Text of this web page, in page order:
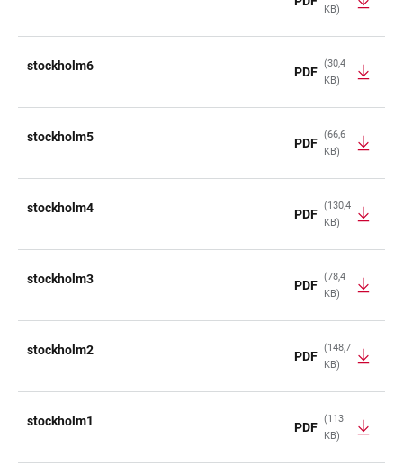
KB)
stockholm6 PDF
(30,4
KB)
stockholm5 PDF
(66,6
KB)
stockholm4 PDF
(130,4
KB)
stockholm3 PDF
(78,4
KB)
stockholm2 PDF
(148,7
KB)
stockholm1 PDF
(113
KB)